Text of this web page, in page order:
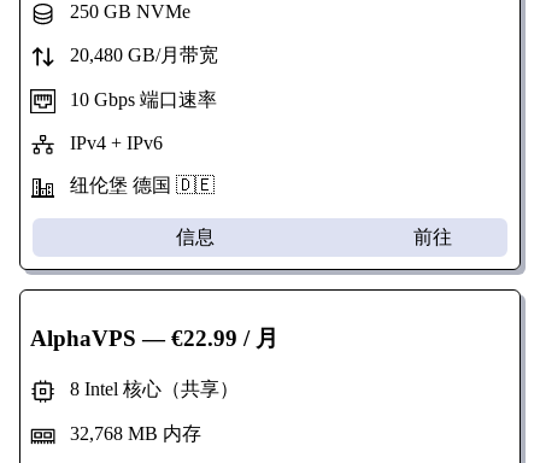
250 GB NVMe
20,480 GB/月带宽
10 Gbps 端口速率
IPv4 + IPv6
纽伦堡 德国 🇩🇪
信息 前往
AlphaVPS — €22.99 / 月
8 Intel 核心（共享）
32,768 MB 内存